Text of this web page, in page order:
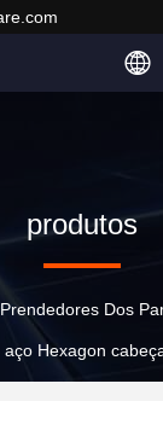
produtos
Prendedores Dos
Hexagon